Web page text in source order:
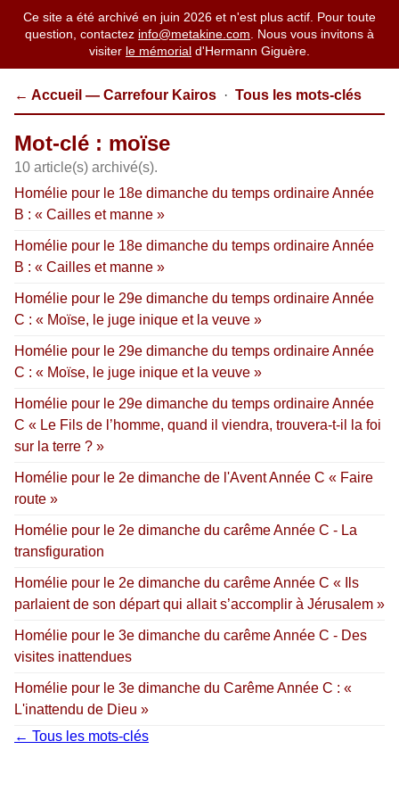
Ce site a été archivé en juin 2026 et n'est plus actif. Pour toute
question, contactez info@metakine.com . Nous vous invitons à
visiter le mémorial d'Hermann Giguère.
← Accueil — Carrefour Kairos · Tous les mots-clés
Mot-clé : moïse
10 article(s) archivé(s).
Homélie pour le 18e dimanche du temps ordinaire Année
B : « Cailles et manne »
Homélie pour le 18e dimanche du temps ordinaire Année
B : « Cailles et manne »
Homélie pour le 29e dimanche du temps ordinaire Année
C : « Moïse, le juge inique et la veuve »
Homélie pour le 29e dimanche du temps ordinaire Année
C : « Moïse, le juge inique et la veuve »
Homélie pour le 29e dimanche du temps ordinaire Année
C « Le Fils de l’homme, quand il viendra, trouvera-t-il la foi
sur la terre ? »
Homélie pour le 2e dimanche de l'Avent Année C « Faire
route »
Homélie pour le 2e dimanche du carême Année C - La
transfiguration
Homélie pour le 2e dimanche du carême Année C « Ils
parlaient de son départ qui allait s’accomplir à Jérusalem »
Homélie pour le 3e dimanche du carême Année C - Des
visites inattendues
Homélie pour le 3e dimanche du Carême Année C : «
L'inattendu de Dieu »
← Tous les mots-clés